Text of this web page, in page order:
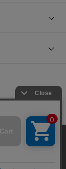
サイト内
ーケティ